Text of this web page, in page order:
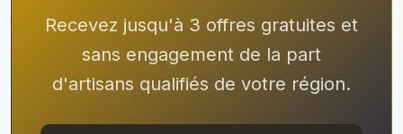
Recevez jusqu'à 3 offres gratuites et
sans engagement de la part
d'artisans qualifiés de votre région.